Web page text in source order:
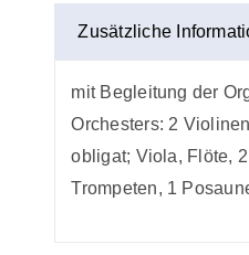
Zusätzliche
mit Begleitung der
Orchesters: 2
obligat; Viola, Flöte,
Trompeten, 1